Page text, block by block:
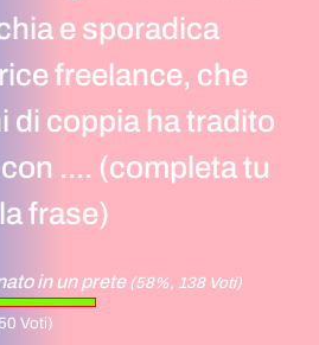
e sporadica
freelance, che
di coppia ha tradito
.... (completa tu
la frase)
in un prete(58%, 138 Voti)
Voti)